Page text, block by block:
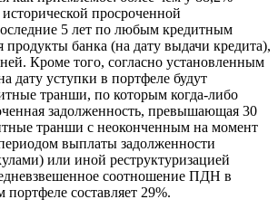
просроченной
5 лет по любым кредитным
продукты банка (на дату выдачи кредита),
Кроме того, согласно установленным
дату уступки в портфеле будут
транши, по которым когда-либо
задолженность, превышающая 30
транши с неоконченным на момент
выплаты задолженности
или иной реструктуризацией
соотношение ПДН в
составляет 29%.